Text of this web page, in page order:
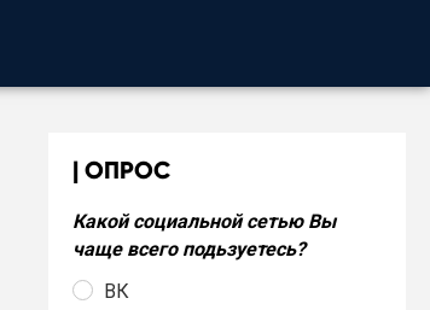
ОПРОС
Какой социальной сетью Вы
чаще всего подьзуетесь?
ВК